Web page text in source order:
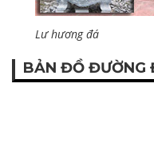
Lư hương đá
BẢN ĐỒ ĐƯỜNG